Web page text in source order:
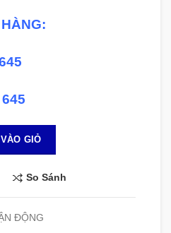
GIỎ
So Sánh
ĐỘNG